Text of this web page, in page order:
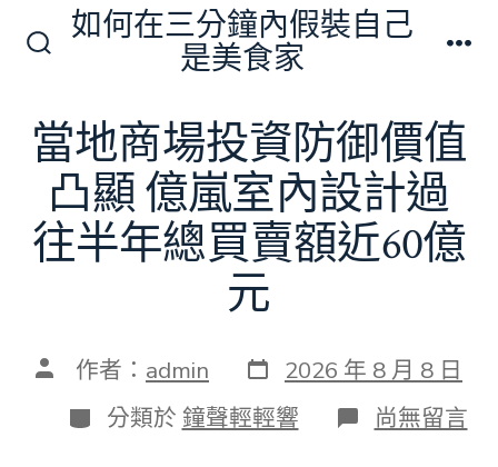
切
換
開
關
如何在三分鐘內假裝自己
是美食家
當地商場投資防御價值
凸顯 億嵐室內設計過
往半年總買賣額近60億
元
文 作者： admin 發
表
日
期
2026 年 8 月 8 日
分
類
分類於 鐘聲輕輕響 在
〈當
尚無留言